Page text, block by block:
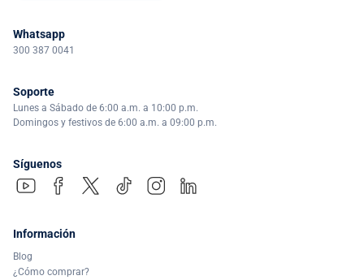
Whatsapp
300 387 0041
Soporte
Lunes a Sábado de 6:00 a.m. a 10:00 p.m.
Domingos y festivos de 6:00 a.m. a 09:00 p.m.
Síguenos
Información
Blog
¿Cómo comprar?